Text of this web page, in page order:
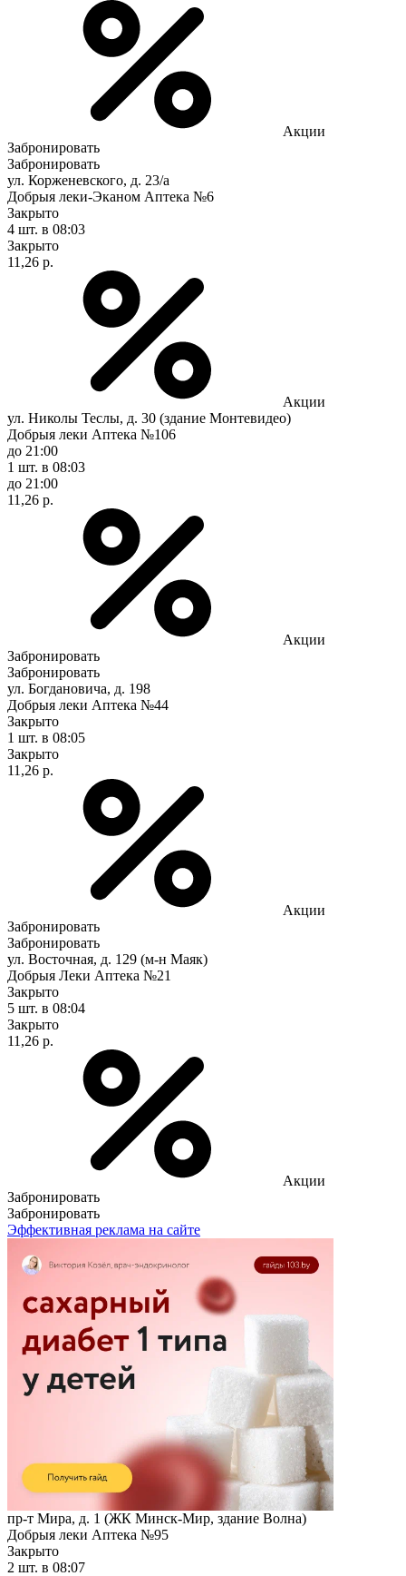
Акции
Забронировать
Забронировать
ул. Корженевского, д. 23/а
Добрыя леки-Эканом Аптека №6
Закрыто
4 шт. в 08:03
Закрыто
11,26 р.
Акции
ул. Николы Теслы, д. 30 (здание Монтевидео)
Добрыя леки Аптека №106
до 21:00
1 шт. в 08:03
до 21:00
11,26 р.
Акции
Забронировать
Забронировать
ул. Богдановича, д. 198
Добрыя леки Аптека №44
Закрыто
1 шт. в 08:05
Закрыто
11,26 р.
Акции
Забронировать
Забронировать
ул. Восточная, д. 129 (м-н Маяк)
Добрыя Леки Аптека №21
Закрыто
5 шт. в 08:04
Закрыто
11,26 р.
Акции
Забронировать
Забронировать
Эффективная реклама на сайте
пр-т Мира, д. 1 (ЖК Минск-Мир, здание Волна)
Добрыя леки Аптека №95
Закрыто
2 шт. в 08:07